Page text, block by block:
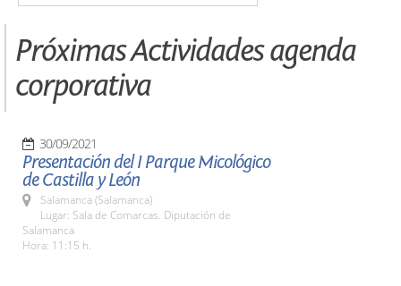
Próximas Actividades agenda
corporativa
30/09/2021
Presentación del I Parque Micológico
de Castilla y León
Salamanca (Salamanca)
Lugar: Sala de Comarcas. Diputación de
Salamanca
Hora: 11:15 h.